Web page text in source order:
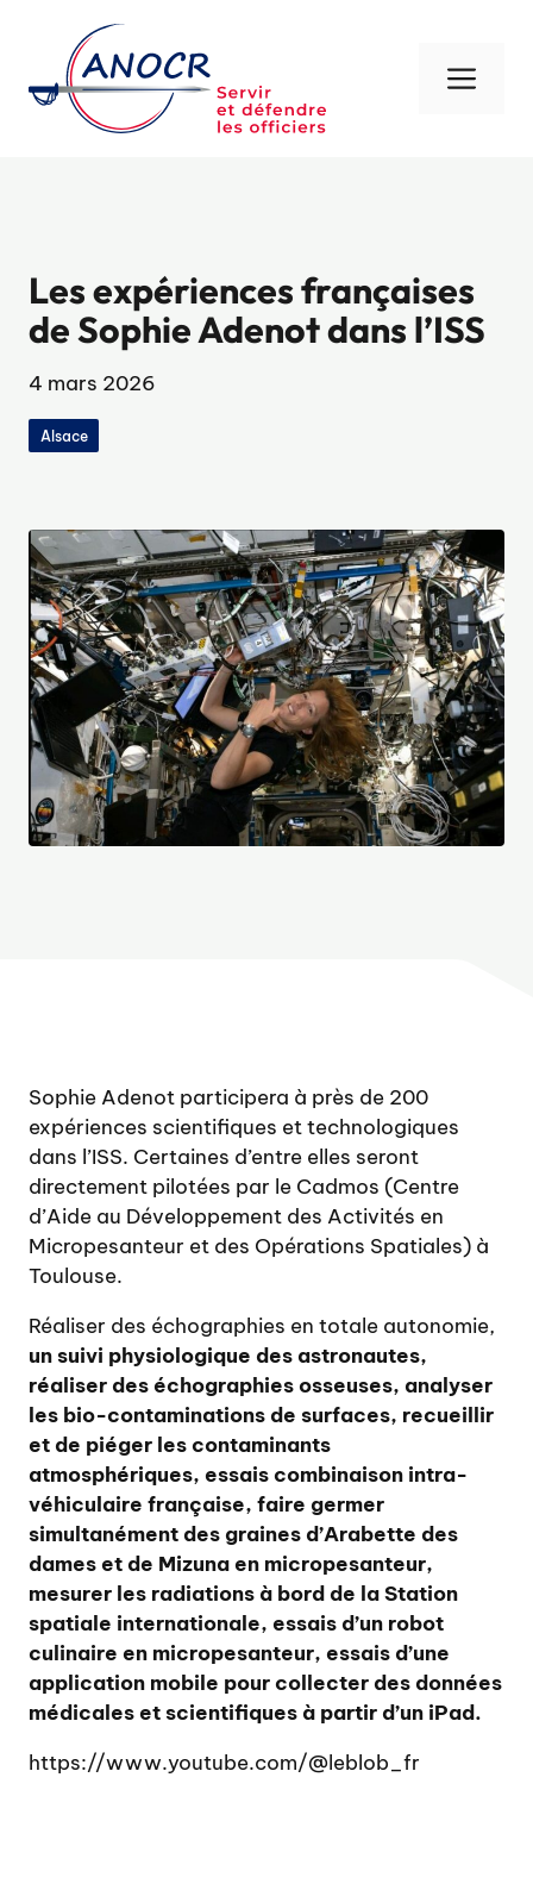
contenu
Les expériences françaises
de Sophie Adenot dans l’ISS
4 mars 2026
Alsace
Sophie Adenot participera à près de 200
expériences scientifiques et technologiques
dans l’ISS. Certaines d’entre elles seront
directement pilotées par le Cadmos (Centre
d’Aide au Développement des Activités en
Micropesanteur et des Opérations Spatiales) à
Toulouse.
Réaliser des échographies en totale autonomie,
un suivi physiologique des astronautes,
réaliser des échographies osseuses, analyser
les bio-contaminations de surfaces, recueillir
et de piéger les contaminants
atmosphériques, essais combinaison intra-
véhiculaire française, faire germer
simultanément des graines d’Arabette des
dames et de Mizuna en micropesanteur,
mesurer les radiations à bord de la Station
spatiale internationale, essais d’un robot
culinaire en micropesanteur, essais d’une
application mobile pour collecter des données
médicales et scientifiques à partir d’un iPad.
https://www.youtube.com/@leblob_fr